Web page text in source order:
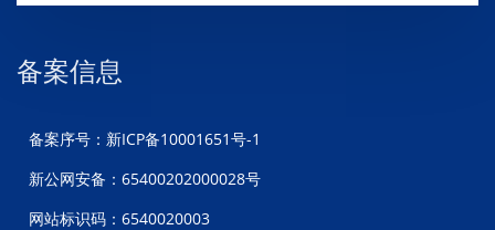
备案信息
备案序号：新ICP备10001651号-1
新公网安备：65400202000028号
网站标识码：6540020003